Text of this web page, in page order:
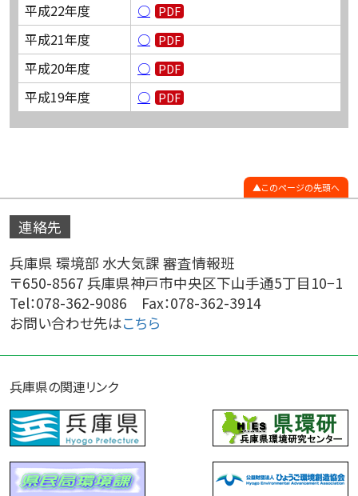
平成22年度
○
平成21年度
○
平成20年度
○
平成19年度
○
このページの先頭へ
連絡先
兵庫県 環境部 水大気課 審査情報班
〒650-8567 兵庫県神戸市中央区下山手通5丁目10−1
Tel：078-362-9086 Fax：078-362-3914
お問い合わせ先はこちら
兵庫県の関連リンク